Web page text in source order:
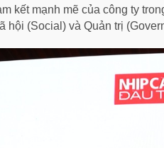
kết mạnh mẽ của công ty
hội (Social) và Quản trị